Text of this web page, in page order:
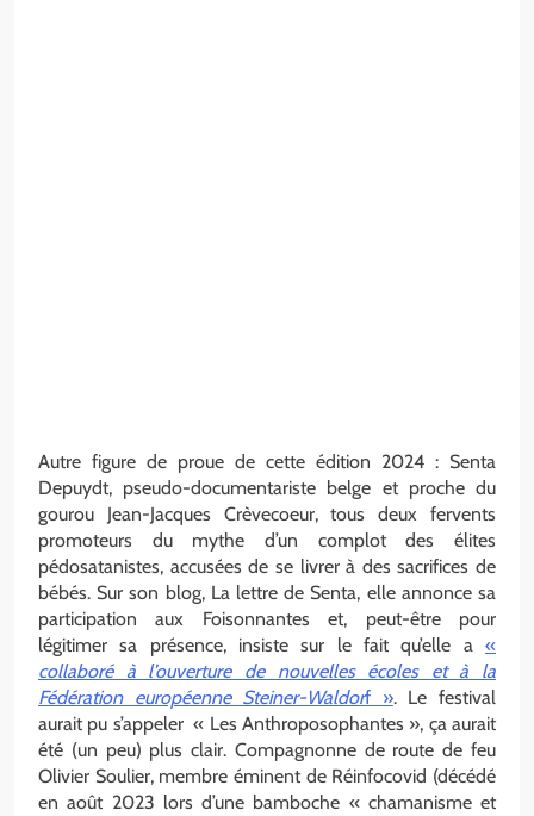
Autre figure de proue de cette édition 2024 : Senta
Depuydt, pseudo-documentariste belge et proche du
gourou Jean-Jacques Crèvecoeur, tous deux fervents
promoteurs du mythe d’un complot des élites
pédosatanistes, accusées de se livrer à des sacrifices de
bébés. Sur son blog, La lettre de Senta, elle annonce sa
participation aux Foisonnantes et, peut-être pour
légitimer sa présence, insiste sur le fait qu’elle a «
collaboré à l’ouverture de nouvelles écoles et à la
Fédération européenne Steiner-Waldorf ». Le festival
aurait pu s’appeler « Les Anthroposophantes », ça aurait
été (un peu) plus clair. Compagnonne de route de feu
Olivier Soulier, membre éminent de Réinfocovid (décédé
en août 2023 lors d’une bamboche « chamanisme et